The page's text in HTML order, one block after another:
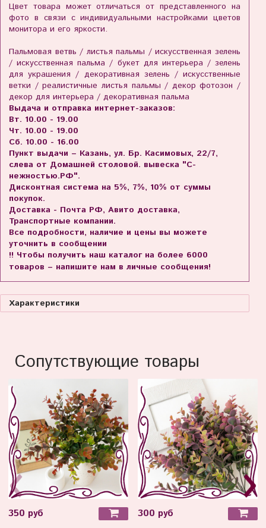
Цвет товара может отличаться от представленного на
фото в связи с индивидуальными настройками цветов
монитора и его яркости.
Пальмовая ветвь / листья пальмы / искусственная зелень
/ искусственная пальма / букет для интерьера / зелень
для украшения / декоративная зелень / искусственные
ветки / реалистичные листья пальмы / декор фотозон /
декор для интерьера / декоративная пальма
Выдача и отправка интернет-заказов:
Вт. 10.00 - 19.00
Чт. 10.00 - 19.00
Сб. 10.00 - 16.00
Пункт выдачи – Казань, ул. Бр. Касимовых, 22/7,
слева от Домашней столовой. вывеска "С-
нежностью.РФ".
Дисконтная система на 5%, 7%, 10% от суммы
покупок.
Доставка - Почта РФ, Авито доставка,
Транспортные компании.
Все подробности, наличие и цены вы можете
уточнить в сообщении
!! Чтобы получить наш каталог на более 6000
товаров – напишите нам в личные сообщения!
Характеристики
Сопутствующие товары
350 руб 300 руб